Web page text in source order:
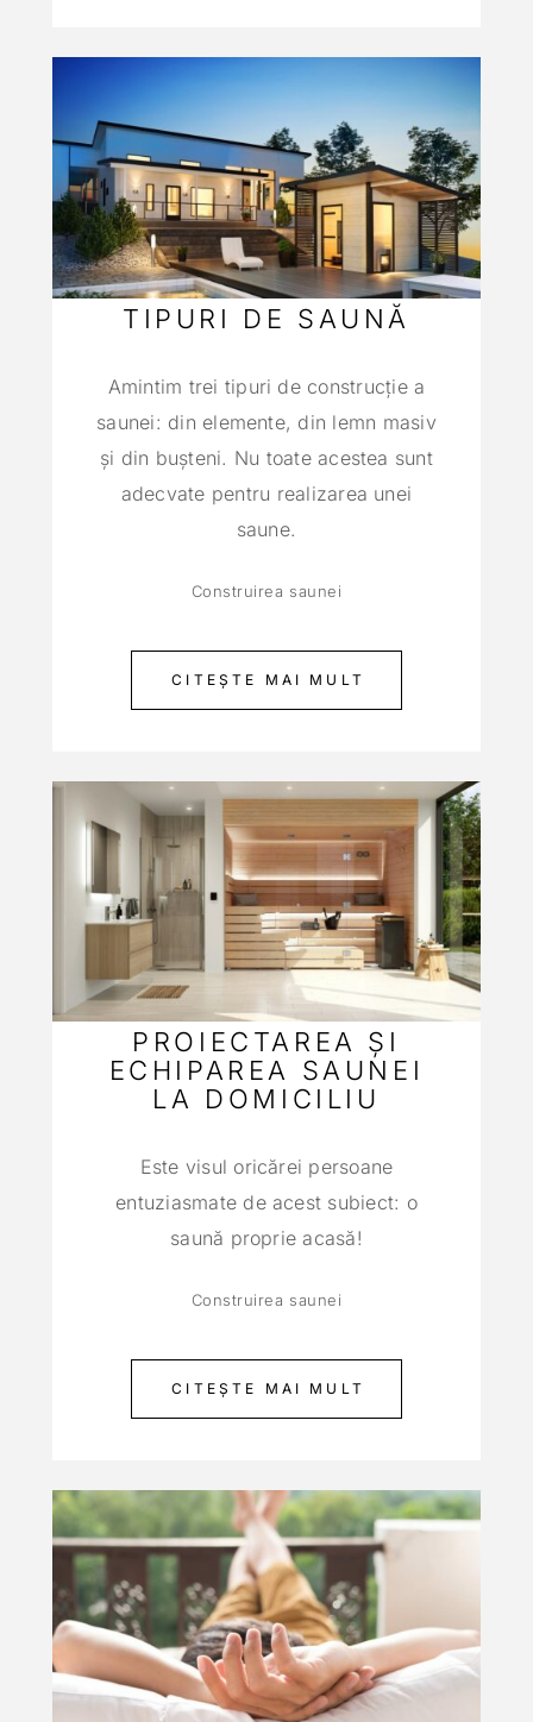
TIPURI DE SAUNĂ
Amintim trei tipuri de construcţie a
saunei: din elemente, din lemn masiv
şi din buşteni. Nu toate acestea sunt
adecvate pentru realizarea unei
saune.
Construirea saunei
CITEȘTE MAI MULT
PROIECTAREA ŞI
ECHIPAREA SAUNEI
LA DOMICILIU
Este visul oricărei persoane
entuziasmate de acest subiect: o
saună proprie acasă!
Construirea saunei
CITEȘTE MAI MULT